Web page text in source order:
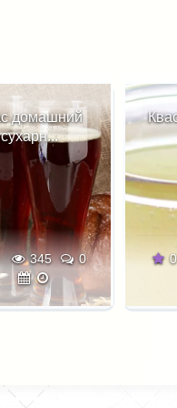
Квас окрошечный
белы...
0 0